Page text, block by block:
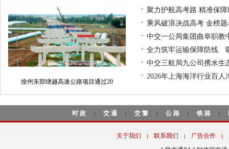
徐州东部绕越高速公路项目通过20
聚力护航高考路 精准保
乘风破浪决战高考 金榜
中交一公局集团曲阜职教
全力筑牢运输保障防线
中交三航局九公司携水生
2026年上海海洋行业百
时政 | 交通 | 交警 | 公路 | 铁路 |
关于我们 | 联系我们 | 广告合作 |